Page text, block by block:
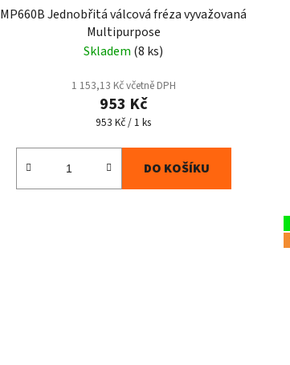
MP660B Jednobřitá válcová fréza vyvažovaná
Multipurpose
Skladem (8 ks)
1 153,13 Kč včetně DPH
953 Kč
Měrná
953 Kč / 1 ks
DO KOŠÍKU